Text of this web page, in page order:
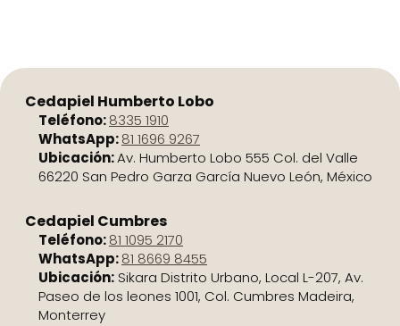
Cedapiel Humberto Lobo
Teléfono:8335 1910
WhatsApp:81 1696 9267
Ubicación:Av. Humberto Lobo 555 Col. del Valle
66220 San Pedro Garza García Nuevo León, México
Cedapiel Cumbres
Teléfono:81 1095 2170
WhatsApp:81 8669 8455
Ubicación: Sikara Distrito Urbano, Local L-207, Av.
Paseo de los leones 1001, Col. Cumbres Madeira,
Monterrey